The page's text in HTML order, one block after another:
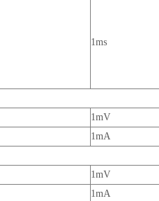
1ms
1mV
1mA
1mV
1mA